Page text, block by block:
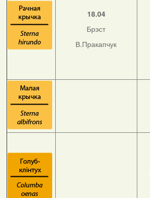
18.04
Брэст
В.Пракапчук